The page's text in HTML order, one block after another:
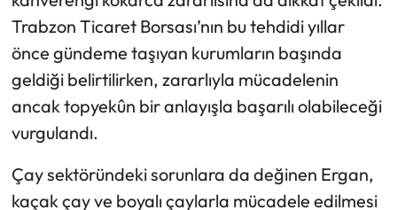
Trabzon Ticaret Borsası’nın bu tehdidi yıllar
önce gündeme taşıyan kurumların başında
geldiği belirtilirken, zararlıyla mücadelenin
ancak topyekûn bir anlayışla başarılı olabileceği
vurgulandı.
Çay sektöründeki sorunlara da değinen Ergan,
kaçak çay ve boyalı çaylarla mücadele edilmesi